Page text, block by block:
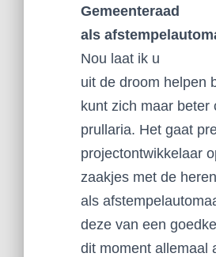
Gemeenteraad
als
Nou laat ik u
uit de droom helpen
kunt zich maar
prullaria. Het gaat
projectontwikkelaar
zaakjes met de
als
deze van een
dit moment allemaal